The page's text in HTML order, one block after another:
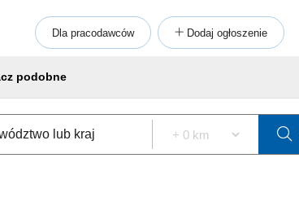
Dla pracodawców Dodaj ogłoszenie
podobne